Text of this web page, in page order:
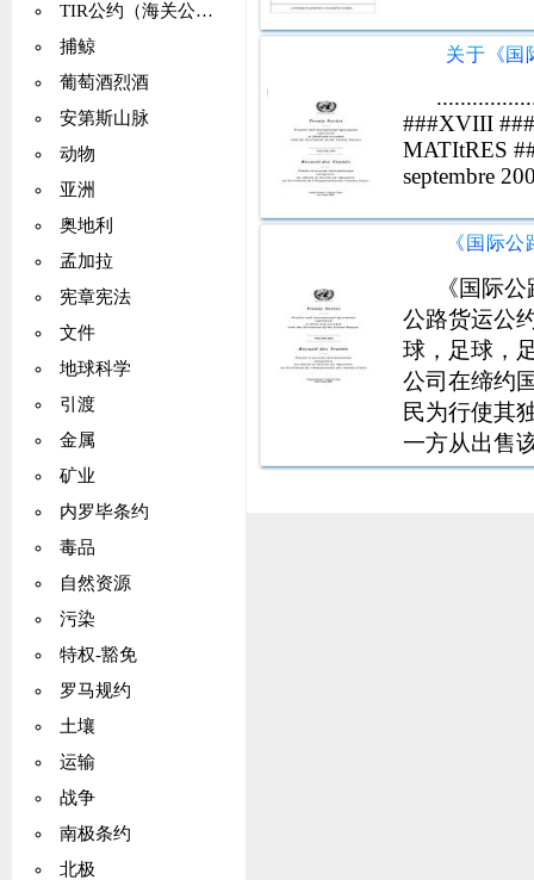
TIR公约（海关公约）
捕鲸
葡萄酒烈酒
安第斯山脉
动物
亚洲
奥地利
孟加拉
宪章宪法
文件
地球科学
引渡
金属
矿业
内罗毕条约
毒品
自然资源
污染
特权-豁免
罗马规约
土壤
运输
战争
南极条约
北极
###XVIII
MATItRES
septembre
《国际
公路货运公
球，足球，
公司在缔约
民为行使其
一方从出售
所获得的利